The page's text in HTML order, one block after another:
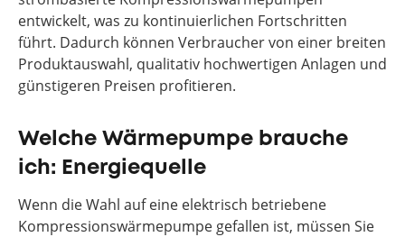
entwickelt, was zu kontinuierlichen Fortschritten
führt. Dadurch können Verbraucher von einer breiten
Produktauswahl, qualitativ hochwertigen Anlagen und
günstigeren Preisen profitieren.
Welche Wärmepumpe brauche
ich: Energiequelle
Wenn die Wahl auf eine elektrisch betriebene
Kompressionswärmepumpe gefallen ist, müssen Sie